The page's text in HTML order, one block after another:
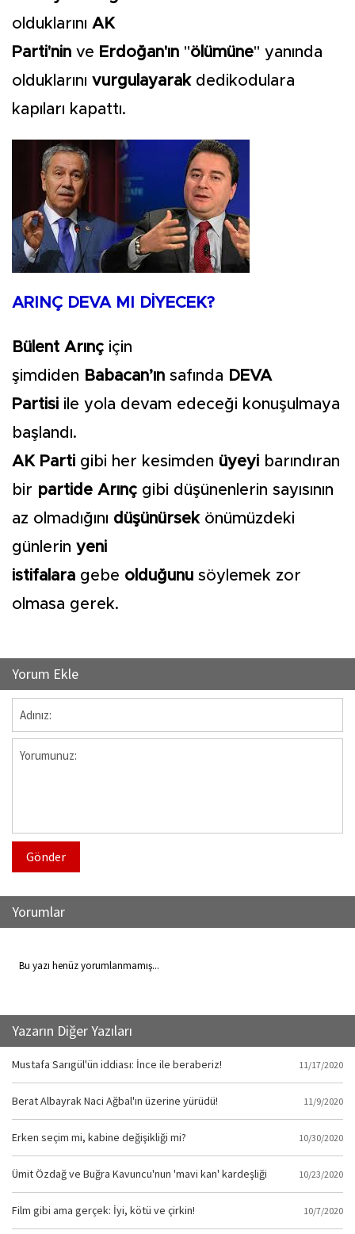
olduklarını AK
Parti'nin ve Erdoğan'ın "ölümüne" yanında
olduklarını vurgulayarak dedikodulara
kapıları kapattı.
ARINÇ DEVA MI DİYECEK?
Bülent Arınç için
şimdiden Babacan’ın safında DEVA
Partisi ile yola devam edeceği konuşulmaya
başlandı.
AK Parti gibi her kesimden üyeyi barındıran
bir partide Arınç gibi düşünenlerin sayısının
az olmadığını düşünürsek önümüzdeki
günlerin yeni
istifalara gebe olduğunu söylemek zor
olmasa gerek.
Yorum Ekle
Gönder
Yorumlar
Bu yazı henüz yorumlanmamış...
Yazarın Diğer Yazıları
Mustafa Sarıgül'ün iddiası: İnce ile beraberiz! 11/17/2020
Berat Albayrak Naci Ağbal'ın üzerine yürüdü! 11/9/2020
Erken seçim mi, kabine değişikliği mi? 10/30/2020
Ümit Özdağ ve Buğra Kavuncu'nun 'mavi kan' kardeşliği 10/23/2020
Film gibi ama gerçek: İyi, kötü ve çirkin! 10/7/2020